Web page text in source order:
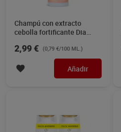
Champú con extracto
cebolla fortificante Dia
2,99 € (0,79 €/100 ML.)
Añadir